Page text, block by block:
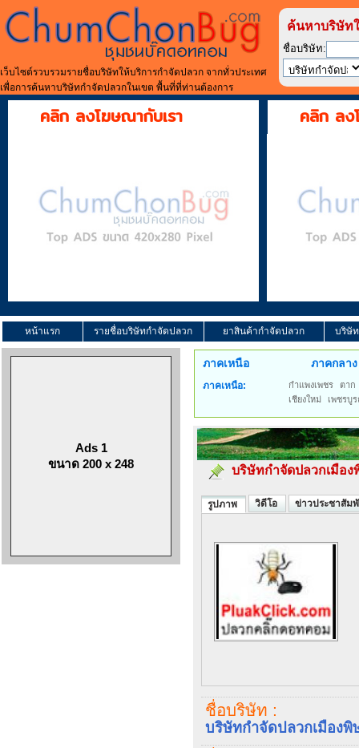
เว็บไซต์รวบรวมรายชื่อบริษัทให้บริการกำจัดปลวก จากทั่วประเทศ
เพื่อการค้นหาบริษัทกำจัดปลวกในเขต พื้นที่ที่ท่านต้องการ
ค้นหาบริษัท
ชื่อบริษัท:
คลิก ลงโฆษณากับเรา คลิก ลง
หน้าแรก รายชื่อบริษัทกำจัดปลวก ยาสินค้ากำจัดปลวก บริษั
Ads 1
ขนาด 200 x 248
ภาคเหนือ ภาคกลาง
ภาคเหนือ: กำแพงเพชร
ตาก
เชียงใหม่
เพชรบู
บริษัทกำจัดปลวกเมือ
รูปภาพ วิดีโอ ข่าวประชาสัม
ชื่อบริษัท :
บริษัทกำจัดปลวกเมือง